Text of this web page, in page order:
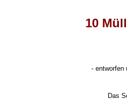
10
- entworfen
Das